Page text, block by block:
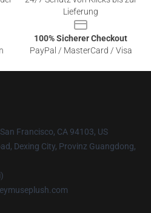
Lieferung
100% Sicherer Checkout
PayPal / MasterCard / Visa
Francisco, CA 94103, US
Dexing City, Provinz Guangdong,